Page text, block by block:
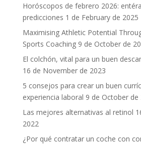
Horóscopos de febrero 2026:
predicciones 1 de February de 2025
Maximising Athletic Potential
Sports Coaching 9 de October de
El colchón, vital para un buen
16 de November de 2023
5 consejos para crear un buen
experiencia laboral 9 de October de
Las mejores alternativas al retinol
2022
¿Por qué contratar un coche con